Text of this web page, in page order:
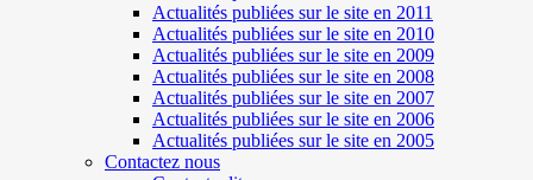
Actualités publiées sur le site en 2011
Actualités publiées sur le site en 2010
Actualités publiées sur le site en 2009
Actualités publiées sur le site en 2008
Actualités publiées sur le site en 2007
Actualités publiées sur le site en 2006
Actualités publiées sur le site en 2005
Contactez nous